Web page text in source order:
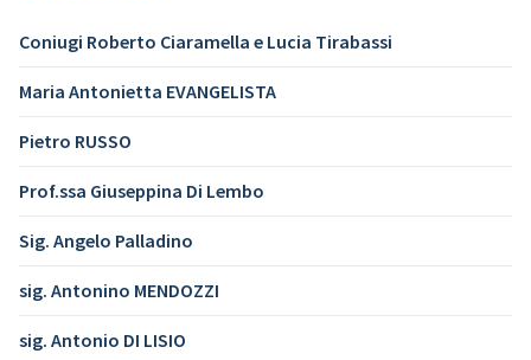
Coniugi Roberto Ciaramella e Lucia Tirabassi
Maria Antonietta EVANGELISTA
Pietro RUSSO
Prof.ssa Giuseppina Di Lembo
Sig. Angelo Palladino
sig. Antonino MENDOZZI
sig. Antonio DI LISIO